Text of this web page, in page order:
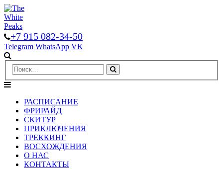
+7 915 082-34-50
Telegram WhatsApp VK
РАСПИСАНИЕ
ФРИРАЙД
СКИТУР
ПРИКЛЮЧЕНИЯ
ТРЕККИНГ
ВОСХОЖДЕНИЯ
О НАС
КОНТАКТЫ